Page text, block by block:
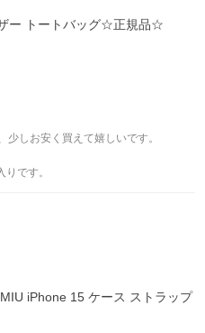
ー トートバッグ☆正規品☆
しお安く買えて嬉しいです。
です。
iPhone 15 ケース ストラップ